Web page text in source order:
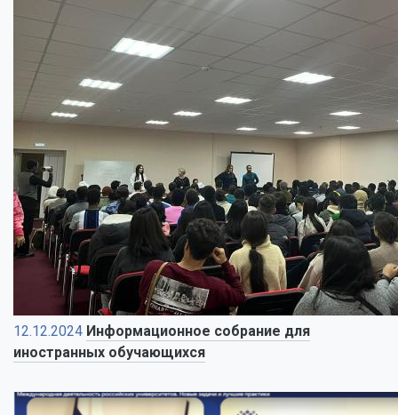
12.12.2024 Информационное собрание для
иностранных обучающихся